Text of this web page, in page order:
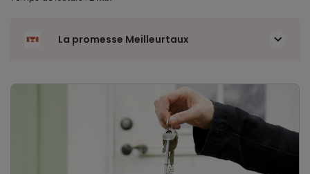
La promesse Meilleurtaux